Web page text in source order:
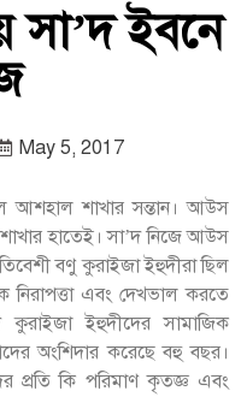
সা’দ ইবনে
May 5, 2017
শাখার সন্তান। আউস
হাতেই। সা’দ নিজে আউস
বণু কুরাইজা ইহুদীরা ছিল
এবং দেখভাল করতে
কুরাইজা ইহুদীদের সামাজিক
অংশিদার করেছে বহু বছর।
প্রতি কি পরিমাণ কৃতজ্ঞ এবং